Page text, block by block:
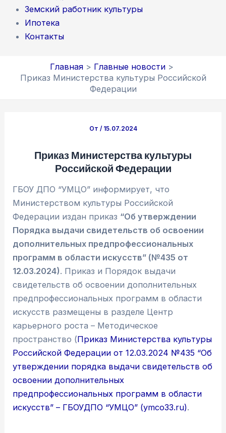
Земский работник культуры
Ипотека
Контакты
Главная
Главные новости
Приказ Министерства культуры Российской
Федерации
От / 15.07.2024
Приказ Министерства культуры
Российской Федерации
ГБОУ ДПО “УМЦО” информирует, что
Министерством культуры Российской
Федерации издан приказ “Об утверждении
Порядка выдачи свидетельств об освоении
дополнительных предпрофессиональных
программ в области искусств” (№435 от
12.03.2024). Приказ и Порядок выдачи
свидетельств об освоении дополнительных
предпрофессиональных программ в области
искусств размещены в разделе Центр
карьерного роста – Методическое
пространство (Приказ Министерства культуры
Российской Федерации от 12.03.2024 №435 “Об
утверждении порядка выдачи свидетельств об
освоении дополнительных
предпрофессиональных программ в области
искусств” – ГБОУДПО “УМЦО” (ymco33.ru).